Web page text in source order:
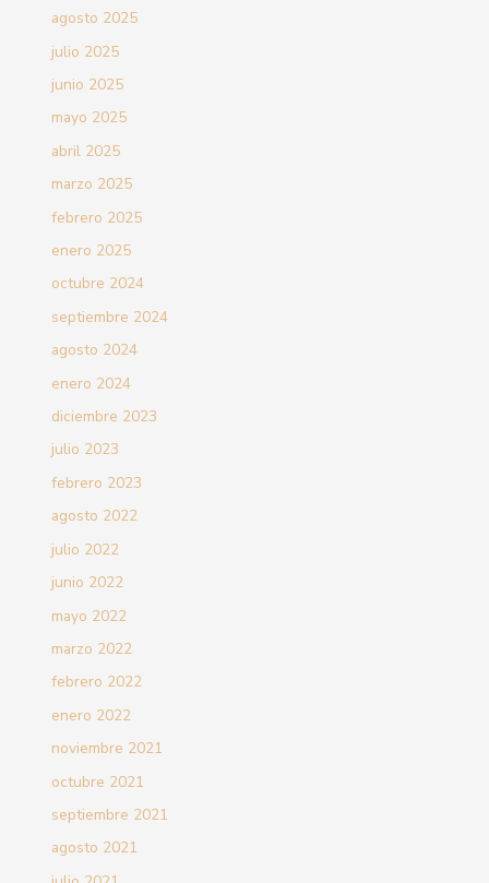
agosto 2025
julio 2025
junio 2025
mayo 2025
abril 2025
marzo 2025
febrero 2025
enero 2025
octubre 2024
septiembre 2024
agosto 2024
enero 2024
diciembre 2023
julio 2023
febrero 2023
agosto 2022
julio 2022
junio 2022
mayo 2022
marzo 2022
febrero 2022
enero 2022
noviembre 2021
octubre 2021
septiembre 2021
agosto 2021